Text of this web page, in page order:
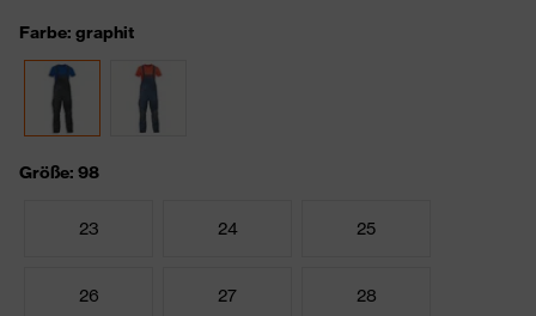
Farbe: graphit
Größe: 98
23 24 25
26 27 28